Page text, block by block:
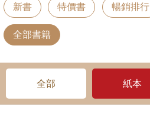
新書 特價書 暢銷排行
全部書籍
全部 紙本